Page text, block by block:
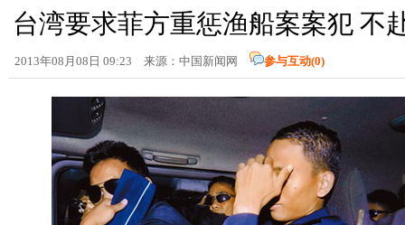
台湾要求菲方重惩渔船案案犯 不
2013年08月08日 09:23 来源： 中国新闻网 参与互动(0)